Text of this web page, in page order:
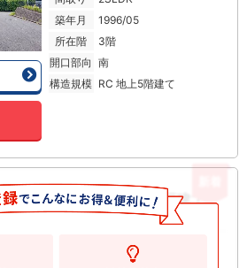
築年月
1996/05
所在階
3階
開口部向 南
構造規模 RC 地上5階建て
崎区四谷下町 新築一戸建て